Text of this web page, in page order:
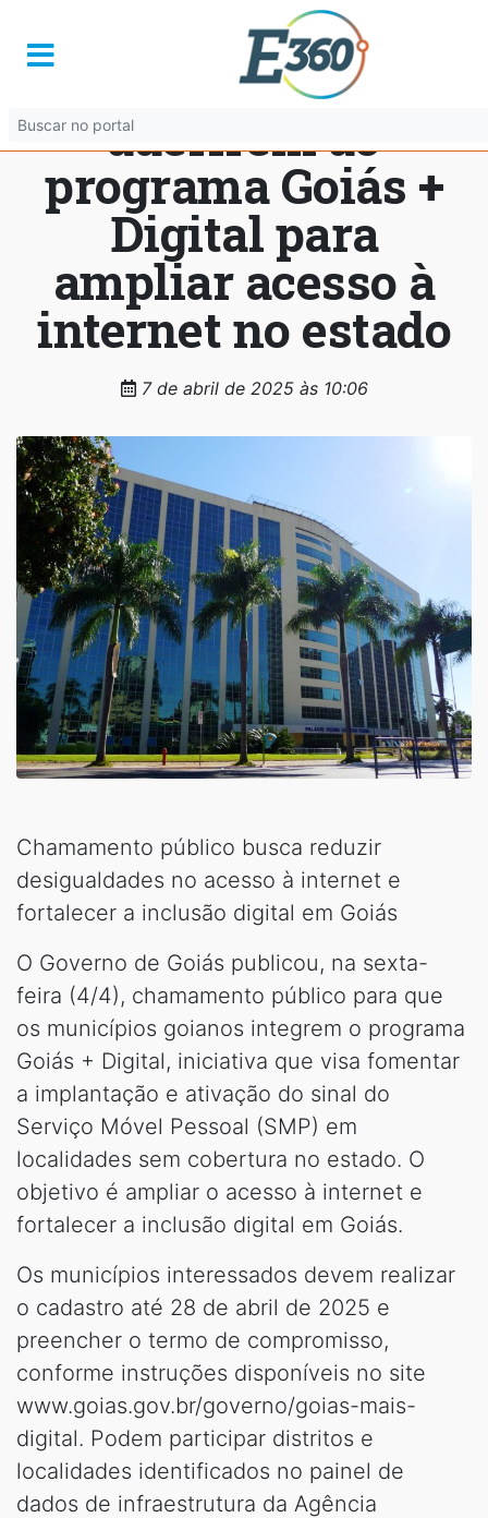
Municípios são
convocados a
aderirem ao
programa Goiás +
Digital para
ampliar acesso à
internet no estado
7 de abril de 2025 às 10:06
Chamamento público busca reduzir
desigualdades no acesso à internet e
fortalecer a inclusão digital em Goiás
O Governo de Goiás publicou, na sexta-
feira (4/4), chamamento público para que
os municípios goianos integrem o programa
Goiás + Digital, iniciativa que visa fomentar
a implantação e ativação do sinal do
Serviço Móvel Pessoal (SMP) em
localidades sem cobertura no estado. O
objetivo é ampliar o acesso à internet e
fortalecer a inclusão digital em Goiás.
Os municípios interessados devem realizar
o cadastro até 28 de abril de 2025 e
preencher o termo de compromisso,
conforme instruções disponíveis no site
www.goias.gov.br/governo/goias-mais-
digital. Podem participar distritos e
localidades identificados no painel de
dados de infraestrutura da Agência